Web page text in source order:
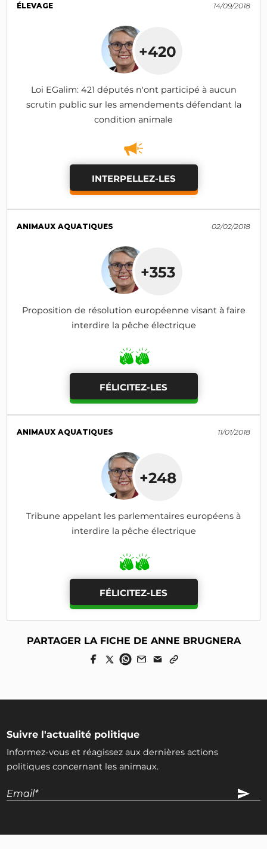
ÉLEVAGE 14/09/2018
+420
Loi EGalim: 421 députés n'ont participé à aucun
scrutin public sur les amendements défendant la
condition animale
INTERPELLEZ-LES
ANIMAUX AQUATIQUES 02/02/2018
+353
Proposition de résolution européenne visant à faire
interdire la pêche électrique
FÉLICITEZ-LES
ANIMAUX AQUATIQUES 11/01/2018
+248
Tribune appelant les parlementaires européens à
interdire la pêche électrique
FÉLICITEZ-LES
PARTAGER LA FICHE DE ANNE BRUGNERA
Suivre l'actualité politique
Informez-vous et réagissez aux dernières actions
politiques concernant les animaux.